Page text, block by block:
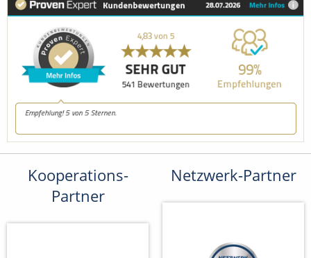
Kooperations-
Partner
Netzwerk-Partner